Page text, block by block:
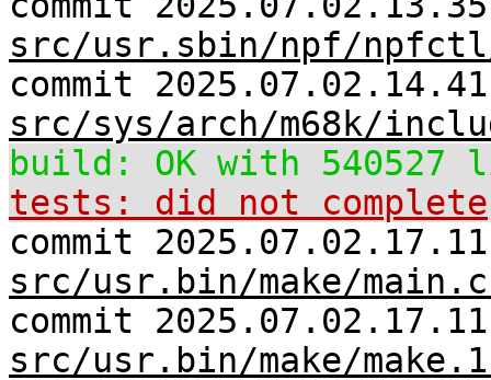
src/usr.sbin/npf/
commit
src/sys/arch/m68k/
build: OK with 540527
tests: did not complete
commit
src/usr.bin/make/
commit
src/usr.bin/make/